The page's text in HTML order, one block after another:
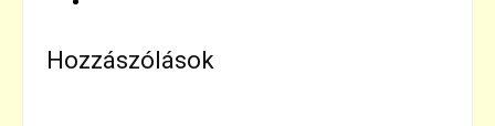
Hozzászólások